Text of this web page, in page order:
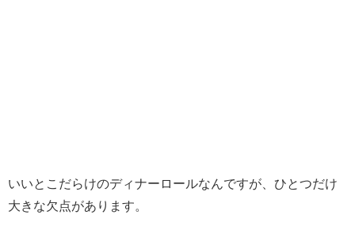
いいとこだらけのディナーロールなんですが、ひとつだけ
大きな欠点があります。